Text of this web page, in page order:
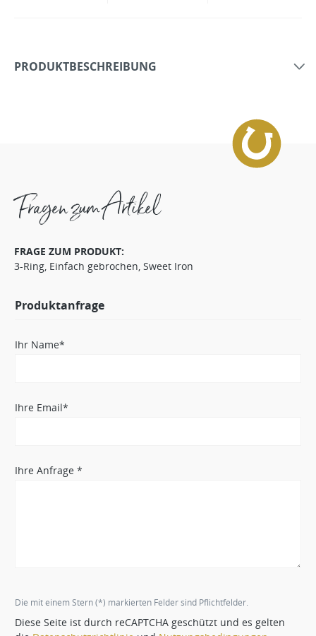
PRODUKTBESCHREIBUNG
Fragen zum Artikel
FRAGE ZUM PRODUKT:
3-Ring, Einfach gebrochen, Sweet Iron
Produktanfrage
Ihr Name*
Ihre Email*
Ihre Anfrage *
Die mit einem Stern (*) markierten Felder sind Pflichtfelder.
Diese Seite ist durch reCAPTCHA geschützt und es gelten